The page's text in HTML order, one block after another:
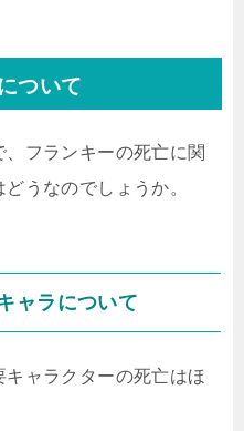
ついて
フランキーの死亡に関
うなのでしょうか。
ャラについて
ャラクターの死亡はほ